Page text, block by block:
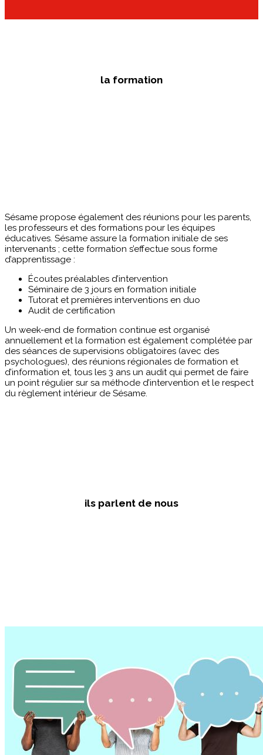
la formation
Sésame propose également des réunions pour les parents,
les professeurs et des formations pour les équipes
éducatives. Sésame assure la formation initiale de ses
intervenants ; cette formation s’effectue sous forme
d’apprentissage :
Écoutes préalables d’intervention
Séminaire de 3 jours en formation initiale
Tutorat et premières interventions en duo
Audit de certification
Un week-end de formation continue est organisé
annuellement et la formation est également complétée par
des séances de supervisions obligatoires (avec des
psychologues), des réunions régionales de formation et
d’information et, tous les 3 ans un audit qui permet de faire
un point régulier sur sa méthode d’intervention et le respect
du règlement intérieur de Sésame.
ils parlent de nous